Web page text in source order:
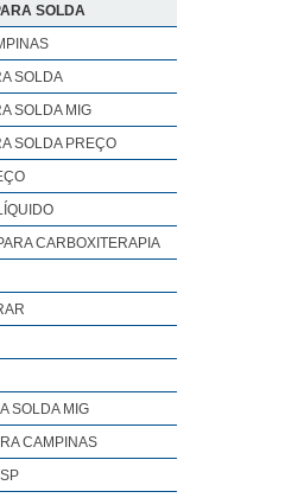
SOLDA
SOLDA
SOLDA MIG
SOLDA PREÇO
CARBOXITERAPIA
SOLDA MIG
CAMPINAS